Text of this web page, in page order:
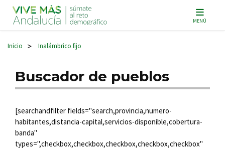
Navegación principal MENÚ
Inicio > Inalámbrico fijo
Buscador de pueblos
[searchandfilter fields="search,provincia,numero-
habitantes,distancia-capital,servicios-disponible,cobertura-
banda"
types=",checkbox,checkbox,checkbox,checkbox,checkbox"